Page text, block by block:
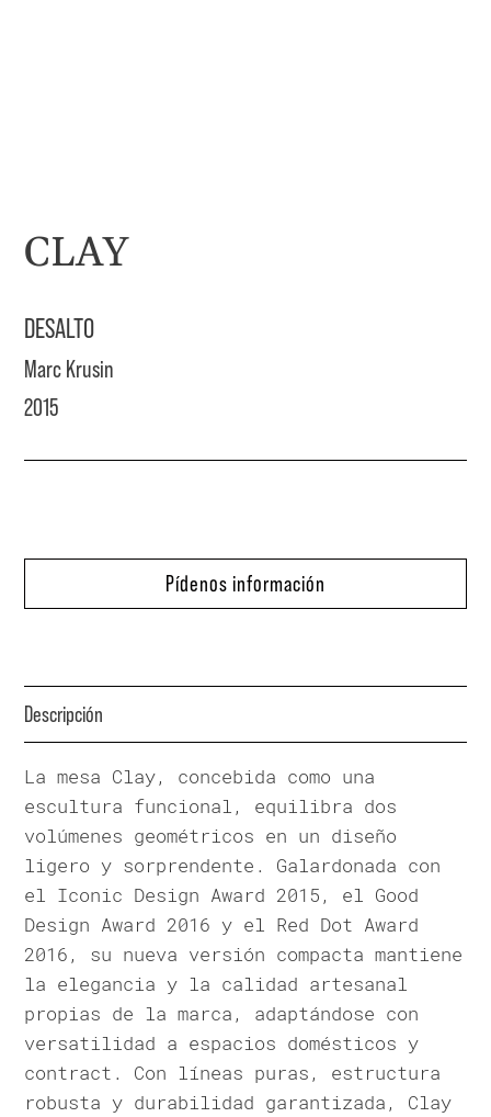
CLAY
DESALTO
Marc Krusin
2015
Pídenos información
Descripción
La mesa Clay, concebida como una
escultura funcional, equilibra dos
volúmenes geométricos en un diseño
ligero y sorprendente. Galardonada con
el Iconic Design Award 2015, el Good
Design Award 2016 y el Red Dot Award
2016, su nueva versión compacta mantiene
la elegancia y la calidad artesanal
propias de la marca, adaptándose con
versatilidad a espacios domésticos y
contract. Con líneas puras, estructura
robusta y durabilidad garantizada, Clay